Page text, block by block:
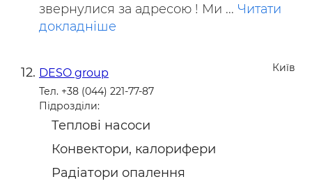
звернулися за адресою ! Ми ... Читати
докладніше
Київ
DESO group
Тел. +38 (044) 221-77-87
Підрозділи:
Теплові насоси
Конвектори, калорифери
Радіатори опалення